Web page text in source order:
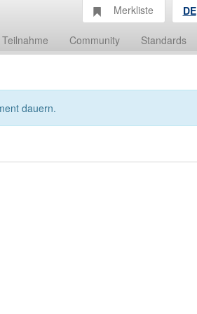
Teilnahme Community Standards
Merkliste DE
dauern.